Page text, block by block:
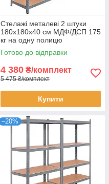
Стелажі металеві 2 штуки
180х180х40 см МДФ/ДСП 175
кг на одну полицю
оцинковані 10 полиць для
зберігання
Готово до відправки
4 380 ₴/комплект
5 475 ₴/комплект
Купити
–20%